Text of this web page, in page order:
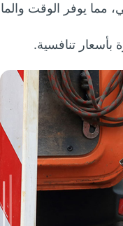
مما يوفر الوقت
تنافسية.